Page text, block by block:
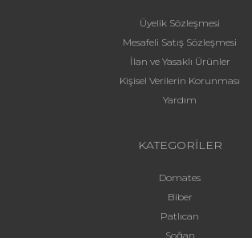
Üyelik Sözleşmesi
Mesafeli Satış Sözleşmesi
İlan ve Yasaklı Ürünler
Kişisel Verilerin Korunması
Yardım
KATEGORİLER
Domates
Biber
Patlıcan
Soğan